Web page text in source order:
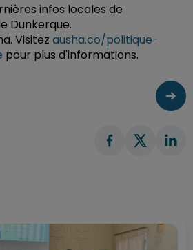
infos locales de
Dunkerque.
Visitez ausha.co/politique-
pour plus d'informations.